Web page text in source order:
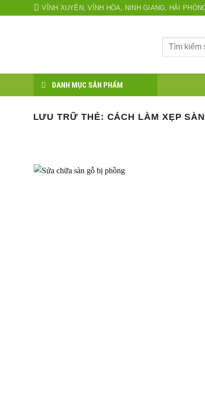
qua
VĨNH XUYÊN, VĨNH HÒA, NINH GIANG, HẢI
Tìm
DANH MỤC SẢN PHẨM
LƯU TRỮ THẺ: CÁCH LÀM XẸP